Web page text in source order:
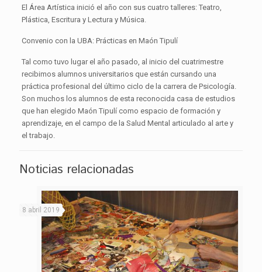
El Área Artística inició el año con sus cuatro talleres: Teatro,
Plástica, Escritura y Lectura y Música.
Convenio con la UBA: Prácticas en Maón Tipulí
Tal como tuvo lugar el año pasado, al inicio del cuatrimestre
recibimos alumnos universitarios que están cursando una
práctica profesional del último ciclo de la carrera de Psicología.
Son muchos los alumnos de esta reconocida casa de estudios
que han elegido Maón Tipulí como espacio de formación y
aprendizaje, en el campo de la Salud Mental articulado al arte y
el trabajo.
Noticias relacionadas
8 abril 2019